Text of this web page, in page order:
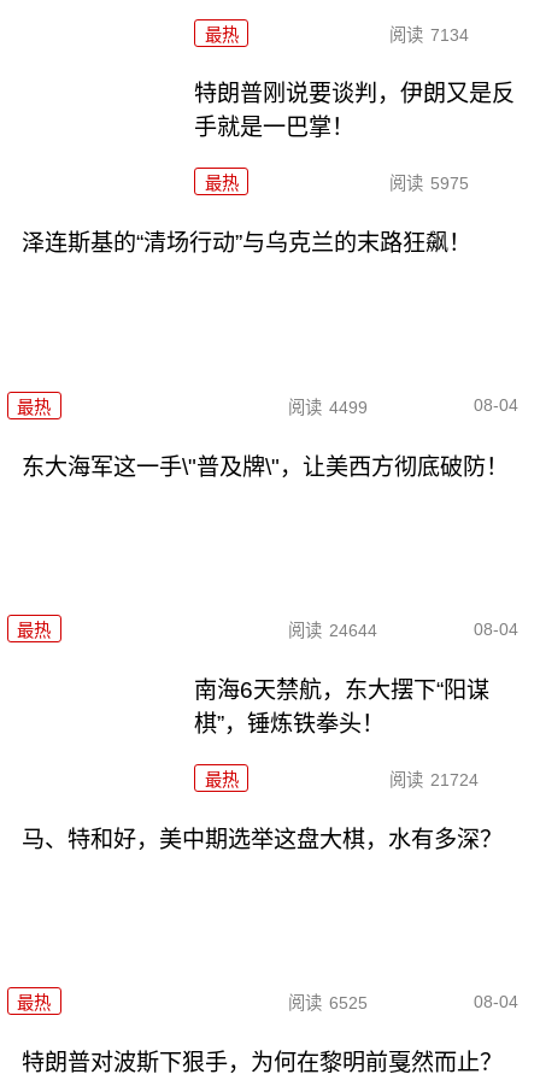
最热 阅读 7134
特朗普刚说要谈判，伊朗又是反
手就是一巴掌！
最热 阅读 5975
泽连斯基的“清场行动”与乌克兰的末路狂飙！
最热 阅读 4499 08-04
东大海军这一手\"普及牌\"，让美西方彻底破防！
最热 阅读 24644 08-04
南海6天禁航，东大摆下“阳谋
棋”，锤炼铁拳头！
最热 阅读 21724
马、特和好，美中期选举这盘大棋，水有多深？
最热 阅读 6525 08-04
特朗普对波斯下狠手，为何在黎明前戛然而止？